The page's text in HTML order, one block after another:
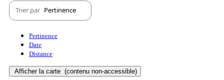
Trier par Pertinence
Pertinence
Date
Distance
Afficher la carte (contenu non-accessible)